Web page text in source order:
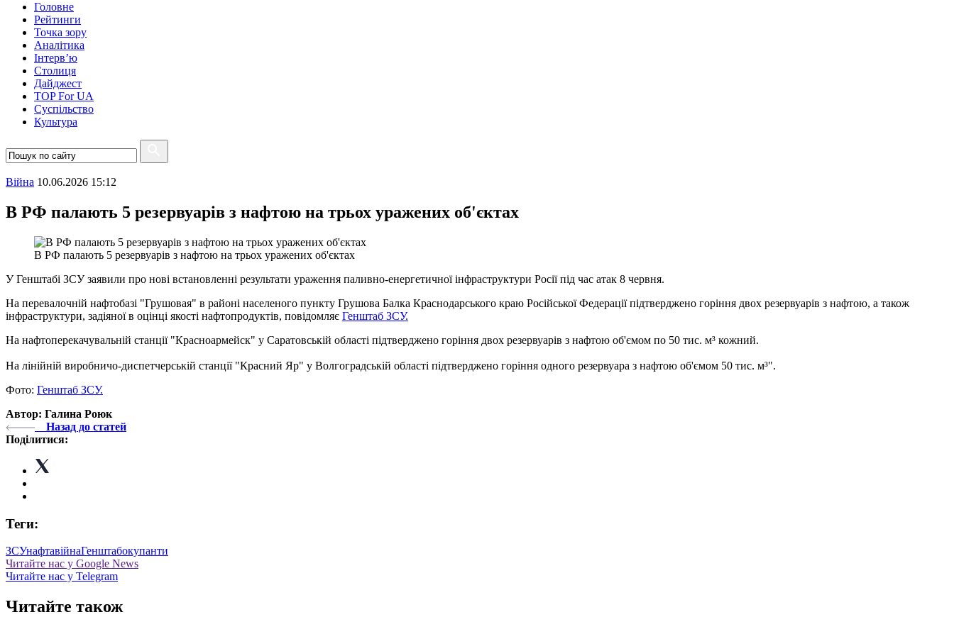
Головне
Рейтинги
Точка зору
Аналітика
Інтерв’ю
Столиця
Дайджест
TOP For UA
Суспiльство
Культура
Війна 10.06.2026 15:12
В РФ палають 5 резервуарів з нафтою на трьох уражених об'єктах
В РФ палають 5 резервуарів з нафтою на трьох уражених об'єктах
У Генштабі ЗСУ заявили про нові встановленні результати ураження паливно-енергетичної інфраструктури Росії під час атак 8 червня.
На перевалочній нафтобазі "Грушовая" в районі населеного пункту Грушова Балка Краснодарського краю Російської Федерації підтверджено горіння двох резервуарів з нафтою, а також
інфраструктури, задіяної в оцінці якості нафтопродуктів, повідомляє Генштаб ЗСУ.
На нафтоперекачувальній станції "Красноармейск" у Саратовській області підтверджено горіння двох резервуарів з нафтою об'ємом по 50 тис. м³ кожний.
На лінійній виробничо-диспетчерській станції "Красний Яр" у Волгоградській області підтверджено горіння одного резервуара з нафтою об'ємом 50 тис. м³".
Фото: Генштаб ЗСУ.
Автор: Галина Роюк
Назад до статей
Поділитися:
Теги:
ЗСУнафтавійнаГенштабокупанти
Читайте нас у Google News
Читайте нас у Telegram
Читайте також